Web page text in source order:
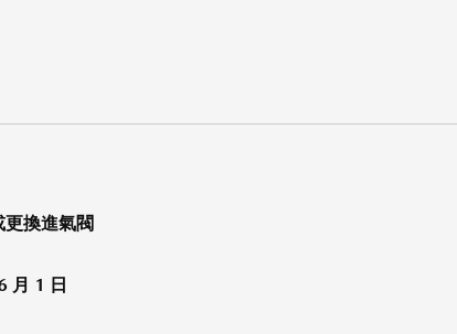
換進氣閥
月 1 日